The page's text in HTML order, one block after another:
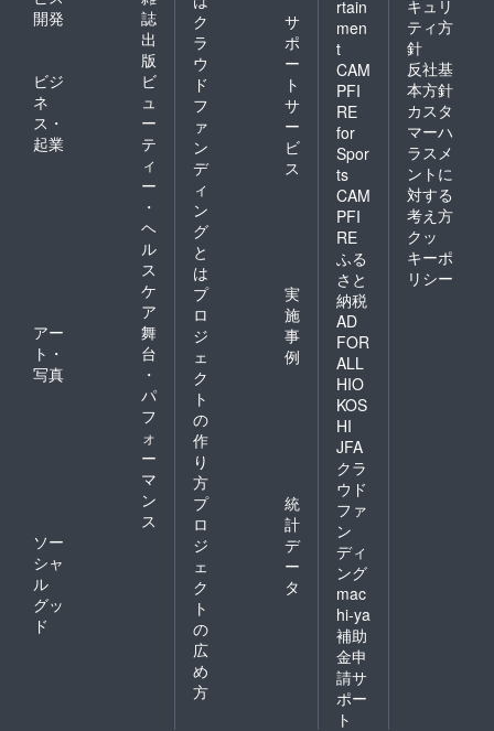
開発
誌
出
版
ビジ
ネ
ス・
起業
ビ
ュ
ー
テ
ィ
ー
・
ヘ
ル
ス
ケ
ア
アー
ト・
写真
舞
台
・
パ
フ
ォ
ー
マ
ン
ス
ソー
シャ
ル
グッ
ド
ク
ラ
ウ
ド
フ
ァ
ン
デ
ィ
ン
グ
と
は
サ
ポ
ー
ト
サ
ー
ビ
ス
プ
ロ
ジ
ェ
ク
ト
の
作
り
方
実
施
事
例
プ
ロ
ジ
ェ
ク
ト
の
広
め
方
統
計
デ
ー
タ
rtain
men
t
CAM
PFI
RE
for
Spor
ts
CAM
PFI
RE
ふる
さと
納税
AD
FOR
ALL
HIO
KOS
HI
JFA
クラ
ウド
ファ
ン
ディ
ング
mac
hi-ya
補助
金申
請サ
ポー
ト
キュリ
ティ方
針
反社基
本方針
カスタ
マーハ
ラスメ
ントに
対する
考え方
クッ
キーポ
リシー